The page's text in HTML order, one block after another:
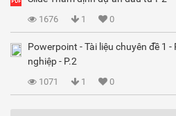
1676 1 0
Powerpoint - Tài liệu chuyên đề 1
nghiệp - P.2
1071 1 0